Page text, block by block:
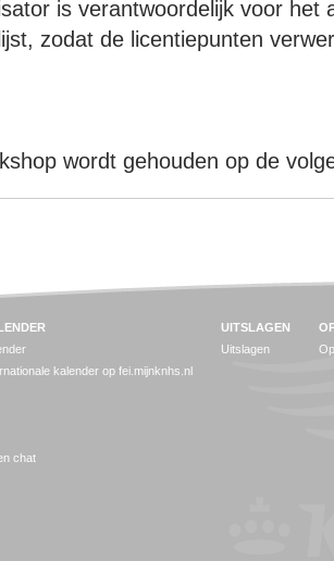
is verantwoordelijk voor het
zodat de licentiepunten
wordt gehouden op de
kalender op fei.mijnknhs.nl
UITSLAGEN
Uitslagen
chat